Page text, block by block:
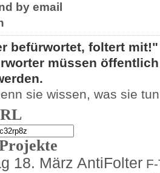
by email
befürwortet, foltert
müssen
sie wissen, was sie tun
18. März AntiFolter